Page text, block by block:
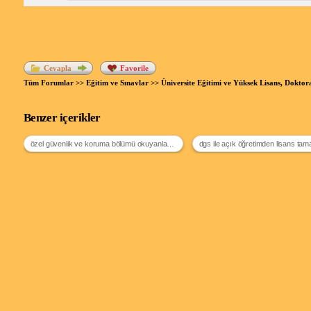
Cevapla
Favorile
Tüm Forumlar>> Eğitim ve Sınavlar>> Üniversite Eğitimi ve Yüksek Lisans,
Benzer içerikler
özel güvenlik ve koruma bölümü okuyanların yorumları dgs ile açık öğretimden lisans